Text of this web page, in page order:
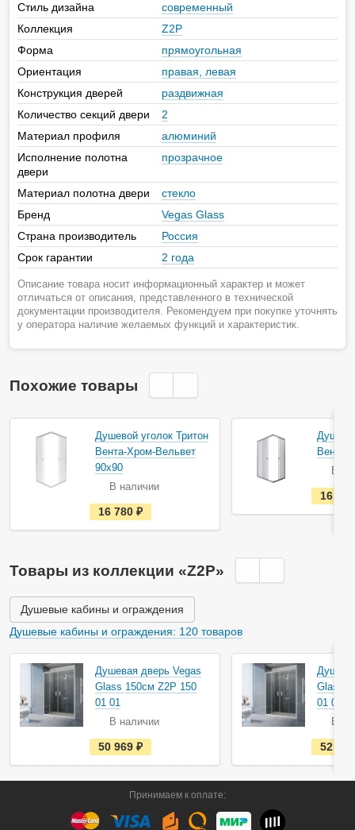
Стиль дизайна
современный
Коллекция
Z2P
Форма
прямоугольная
Ориентация
правая, левая
Конструкция дверей
раздвижная
Количество секций двери
2
Материал профиля
алюминий
Исполнение полотна
двери
прозрачное
Материал полотна двери
стекло
Бренд
Vegas Glass
Страна производитель
Россия
Срок гарантии
2 года
Описание товара носит информационный характер и может
отличаться от описания, представленного в технической
документации производителя. Рекомендуем при покупке уточнять
у оператора наличие желаемых функций и характеристик.
Похожие товары
Душевой уголок Тритон
Вента-Хром-Вельвет
90х90
В наличии
е
с
т
а
и
ч
и
и
16 780
Вента-
В
16
Товары из коллекции «Z2P»
Душевые кабины и ограждения
Душевые кабины и ограждения: 120 товаров
Душевая дверь Vegas
Glass 150см Z2P 150
01 01
В наличии
е
с
т
н
л
50 969
Glass
01 01
В
52
Принимаем к оплате: